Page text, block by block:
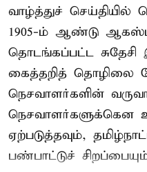
வாழ்த்துச் செய்தியில்
1905-ம் ஆண்டு
தொடங்கப்பட்ட
கைத்தறித் தொழிலை
நெசவாளர்களின்
நெசவாளர்களுக்கென
ஏற்படுத்தவும்,
பண்பாட்டுச்